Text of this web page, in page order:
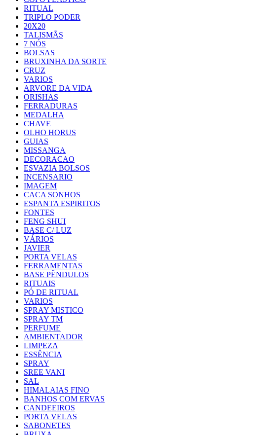
RITUAL
TRIPLO PODER
20X20
TALISMÃS
7 NÓS
BOLSAS
BRUXINHA DA SORTE
CRUZ
VARIOS
ARVORE DA VIDA
ORISHAS
FERRADURAS
MEDALHA
CHAVE
OLHO HORUS
GUIAS
MISSANGA
DECORACAO
ESVAZIA BOLSOS
INCENSARIO
IMAGEM
CACA SONHOS
ESPANTA ESPIRITOS
FONTES
FENG SHUI
BASE C/ LUZ
VÁRIOS
JAVIER
PORTA VELAS
FERRAMENTAS
BASE PÊNDULOS
RITUAIS
PÓ DE RITUAL
VARIOS
SPRAY MISTICO
SPRAY TM
PERFUME
AMBIENTADOR
LIMPEZA
ESSÊNCIA
SPRAY
SREE VANI
SAL
HIMALAIAS FINO
BANHOS COM ERVAS
CANDEEIROS
PORTA VELAS
SABONETES